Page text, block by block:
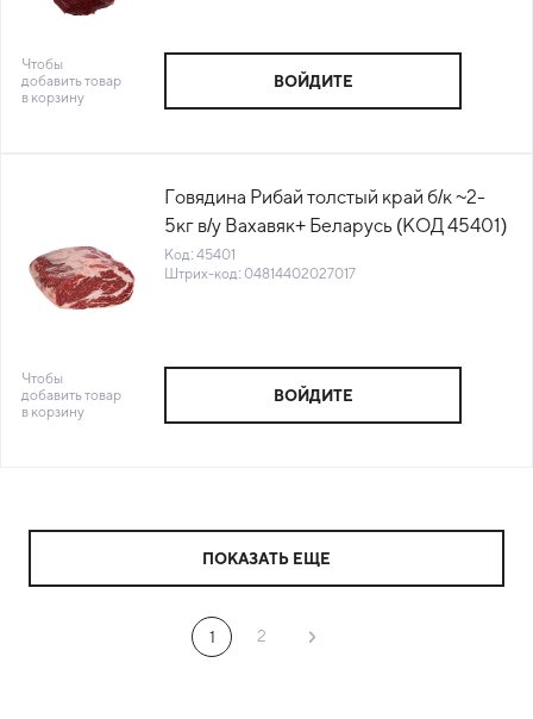
Чтобы
добавить товар
в корзину
ВОЙДИТЕ
Говядина Рибай толстый край б/к ~2-
5кг в/у Вахавяк+ Беларусь (КОД 45401)
(-18°С)
Код: 45401
Штрих-код: 04814402027017
Чтобы
добавить товар
в корзину
ВОЙДИТЕ
ПОКАЗАТЬ ЕЩЕ
1 2